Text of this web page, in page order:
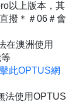
以上版本，其
撥＊＃06＃會
在澳洲使用
此OPTUS網
法使用OPTUS